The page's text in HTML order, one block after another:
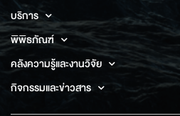
บริการ
พิพิธภัณฑ์
คลังความรู้และงานวิจัย
กิจกรรมและข่าวสาร